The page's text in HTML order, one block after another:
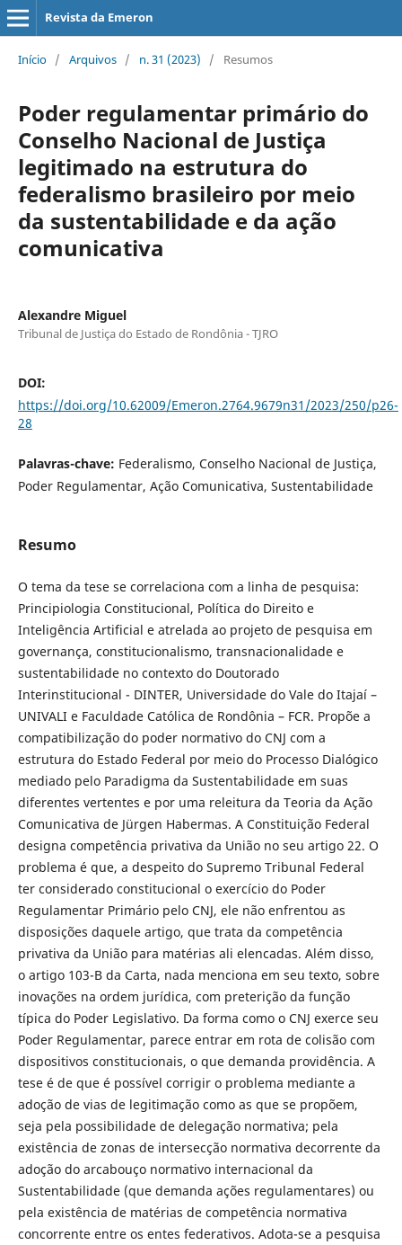
Revista da Emeron
Início / Arquivos / n. 31 (2023) / Resumos
Poder regulamentar primário do
Conselho Nacional de Justiça
legitimado na estrutura do
federalismo brasileiro por meio
da sustentabilidade e da ação
comunicativa
Alexandre Miguel
Tribunal de Justiça do Estado de Rondônia - TJRO
DOI:
https://doi.org/10.62009/Emeron.2764.9679n31/2023/250/p26-
28
Palavras-chave: Federalismo, Conselho Nacional de Justiça,
Poder Regulamentar, Ação Comunicativa, Sustentabilidade
Resumo
O tema da tese se correlaciona com a linha de pesquisa:
Principiologia Cons­titucional, Política do Direito e
Inteligência Artificial e atrelada ao projeto de pesquisa em
governança, constitucionalismo, transnacionalidade e
sustenta­bilidade no contexto do Doutorado
Interinstitucional - DINTER, Universidade do Vale do Itajaí –
UNIVALI e Faculdade Católica de Rondônia – FCR. Propõe a
compatibilização do poder normativo do CNJ com a
estrutura do Estado Federal por meio do Processo Dialógico
mediado pelo Paradigma da Susten­tabilidade em suas
diferentes vertentes e por uma releitura da Teoria da Ação
Comunicativa de Jürgen Habermas. A Constituição Federal
designa compe­tência privativa da União no seu artigo 22. O
problema é que, a despeito do Supremo Tribunal Federal
ter considerado constitucional o exercício do Po­der
Regulamentar Primário pelo CNJ, ele não enfrentou as
disposições da­quele artigo, que trata da competência
privativa da União para matérias ali elencadas. Além disso,
o artigo 103-B da Carta, nada menciona em seu texto, sobre
inovações na ordem jurídica, com preterição da função
típica do Po­der Legislativo. Da forma como o CNJ exerce seu
Poder Regulamentar, parece entrar em rota de colisão com
dispositivos constitucionais, o que demanda providência. A
tese é de que é possível corrigir o problema mediante a
ado­ção de vias de legitimação como as que se propõem,
seja pela possibilidade de delegação normativa; pela
existência de zonas de intersecção normativa decorrente da
adoção do arcabouço normativo internacional da
Sustentabi­lidade (que demanda ações regulamentares) ou
pela existência de matérias de competência normativa
concorrente entre os entes federativos. Adota-se a pesquisa